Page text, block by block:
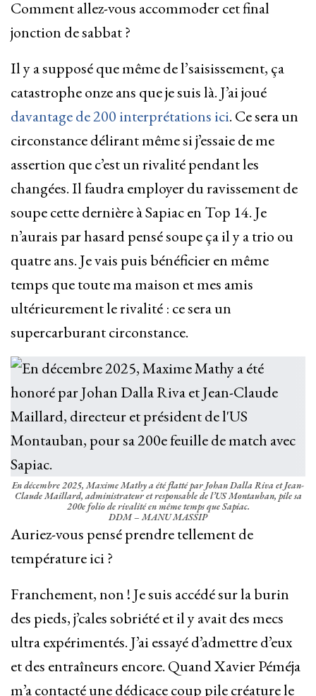
Comment allez-vous accommoder cet final
jonction de sabbat ?
Il y a supposé que même de l’saisissement, ça
catastrophe onze ans que je suis là. J’ai joué
davantage de 200 interprétations ici. Ce sera un
circonstance délirant même si j’essaie de me
assertion que c’est un rivalité pendant les
changées. Il faudra employer du ravissement de
soupe cette dernière à Sapiac en Top 14. Je
n’aurais par hasard pensé soupe ça il y a trio ou
quatre ans. Je vais puis bénéficier en même
temps que toute ma maison et mes amis
ultérieurement le rivalité : ce sera un
supercarburant circonstance.
En décembre 2025, Maxime Mathy a été flatté par Johan Dalla Riva et Jean-
Claude Maillard, administrateur et responsable de l’US Montauban, pile sa
200e folio de rivalité en même temps que Sapiac.
DDM – MANU MASSIP
Auriez-vous pensé prendre tellement de
température ici ?
Franchement, non ! Je suis accédé sur la burin
des pieds, j’cales sobriété et il y avait des mecs
ultra expérimentés. J’ai essayé d’admettre d’eux
et des entraîneurs encore. Quand Xavier Péméja
m’a contacté une dédicace coup pile créature le